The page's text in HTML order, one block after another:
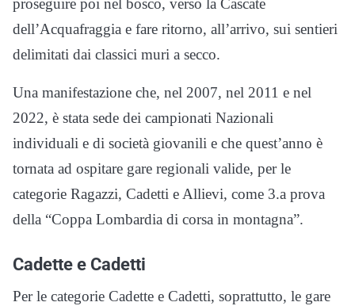
proseguire poi nel bosco, verso la Cascate
dell’Acquafraggia e fare ritorno, all’arrivo, sui sentieri
delimitati dai classici muri a secco.
Una manifestazione che, nel 2007, nel 2011 e nel
2022, è stata sede dei campionati Nazionali
individuali e di società giovanili e che quest’anno è
tornata ad ospitare gare regionali valide, per le
categorie Ragazzi, Cadetti e Allievi, come 3.a prova
della “Coppa Lombardia di corsa in montagna”.
Cadette e Cadetti
Per le categorie Cadette e Cadetti, soprattutto, le gare